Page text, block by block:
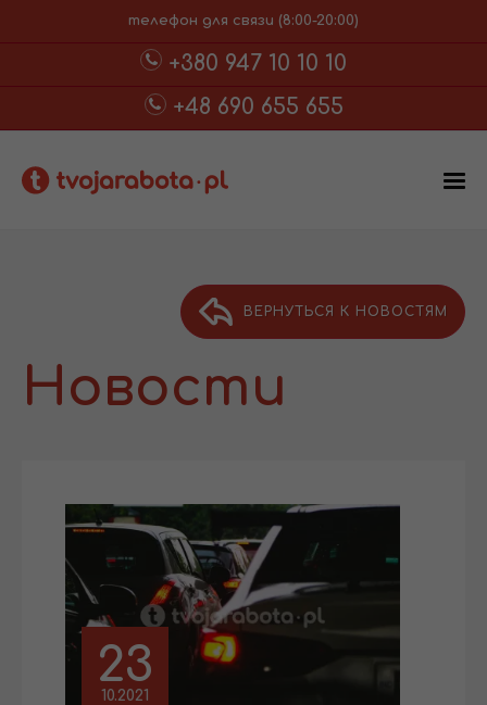
телефон для связи (8:00-20:00)
+380 947 10 10 10
+48 690 655 655
ВЕРНУТЬСЯ К НОВОСТЯМ
Новости
23
10.2021